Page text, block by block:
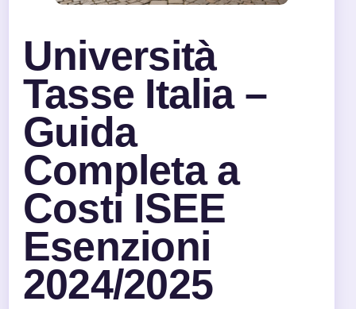
Università
Tasse Italia –
Guida
Completa a
Costi ISEE
Esenzioni
2024/2025